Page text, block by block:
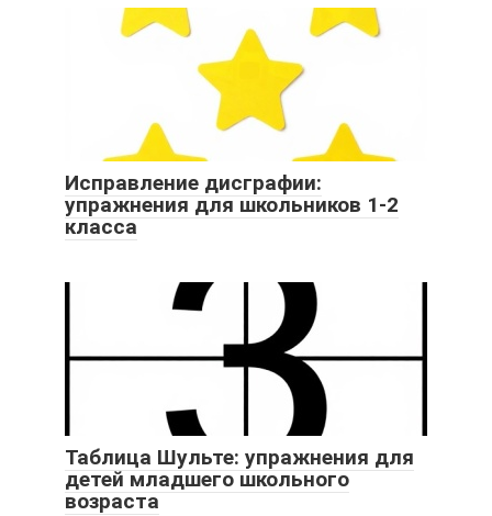
Исправление дисграфии:
упражнения для школьников 1-2
класса
Таблица Шульте: упражнения для
детей младшего школьного
возраста